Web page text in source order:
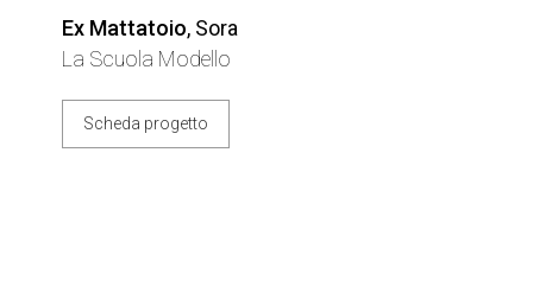
Ex Mattatoio, Sora
La Scuola Modello
Scheda progetto